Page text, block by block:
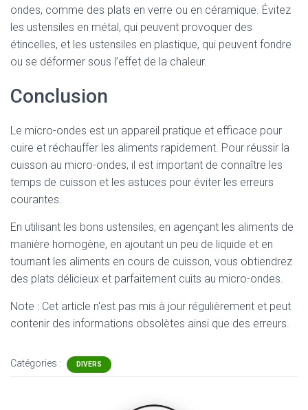
ondes, comme des plats en verre ou en céramique. Évitez
les ustensiles en métal, qui peuvent provoquer des
étincelles, et les ustensiles en plastique, qui peuvent fondre
ou se déformer sous l’effet de la chaleur.
Conclusion
Le micro-ondes est un appareil pratique et efficace pour
cuire et réchauffer les aliments rapidement. Pour réussir la
cuisson au micro-ondes, il est important de connaître les
temps de cuisson et les astuces pour éviter les erreurs
courantes.
En utilisant les bons ustensiles, en agençant les aliments de
manière homogène, en ajoutant un peu de liquide et en
tournant les aliments en cours de cuisson, vous obtiendrez
des plats délicieux et parfaitement cuits au micro-ondes.
Note : Cet article n'est pas mis à jour régulièrement et peut
contenir des informations obsolètes ainsi que des erreurs.
Catégories : DIVERS